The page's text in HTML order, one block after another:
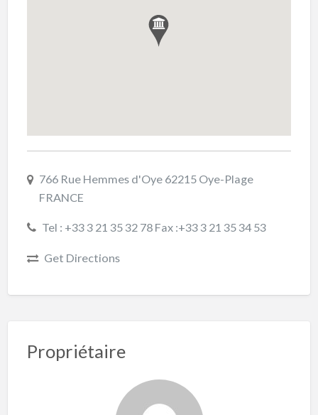
766 Rue Hemmes d'Oye 62215 Oye-Plage
FRANCE
Tel : +33 3 21 35 32 78 Fax :+33 3 21 35 34 53
Get Directions
Propriétaire